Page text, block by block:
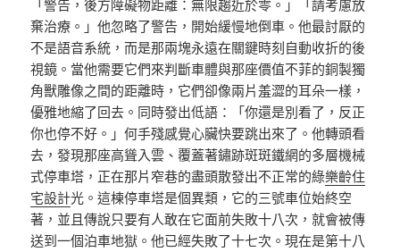
「警告，後方障礙物距離：無限趨近於零。」「請考慮放
棄治療。」他忽略了警告，開始緩慢地倒車。他最討厭的
不是語音系統，而是那兩塊永遠在關鍵時刻自動收折的後
視鏡。當他需要它們來判斷車體與那座價值不菲的銅製獨
角獸雕像之間的距離時，它們卻像兩片羞澀的耳朵一樣，
優雅地縮了回去。同時發出低語：「你還是別看了，反正
你也停不好。」何手殘感覺心臟快要跳出來了。他轉頭看
去，發現那座高聳入雲、覆蓋著鏽跡斑斑鐵網的多層機械
式停車塔，正在那片窄巷的盡頭散發出不正常的綠樂齡住
宅設計光。這棟停車塔是個異類，它的三號車位始終空
著，並且傳說只要有人敢在它面前失敗十八次，就會被傳
送到一個泊車地獄。他已經失敗了十七次。現在是第十八